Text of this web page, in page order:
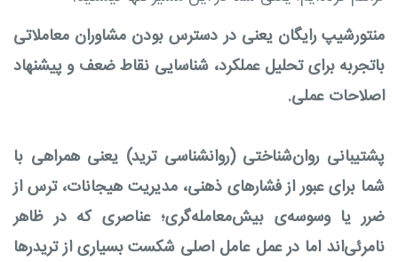
منتورشیپ رایگان یعنی در دسترس بودن مشاوران معاملاتی
باتجربه برای تحلیل عملکرد، شناسایی نقاط ضعف و پیشنهاد
اصلاحات عملی.
پشتیبانی روان‌شناختی (روانشناسی ترید) یعنی همراهی با
شما برای عبور از فشارهای ذهنی، مدیریت هیجانات، ترس از
ضرر یا وسوسه‌ی بیش‌معامله‌گری؛ عناصری که در ظاهر
نامرئی‌اند اما در عمل عامل اصلی شکست بسیاری از تریدرها